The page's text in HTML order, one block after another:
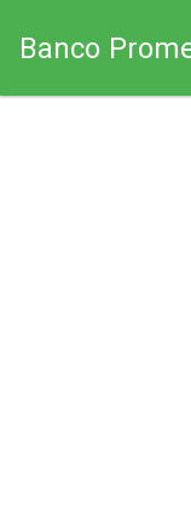
Banco